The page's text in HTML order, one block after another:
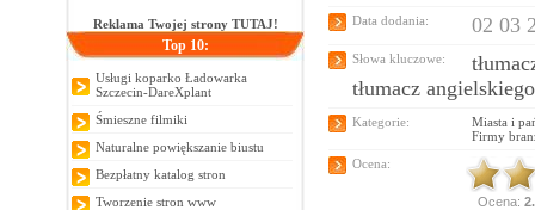
Reklama Twojej strony TUTAJ!
Top 10:
Usługi koparko Ładowarka
Szczecin-DareXplant
Śmieszne filmiki
Naturalne powiększanie biustu
Bezpłatny katalog stron
Tworzenie stron www
Data dodania: 02 03
Słowa kluczowe:
tłumacz
Kategorie:
Miasta i
Firmy
Ocena:
Ocena: